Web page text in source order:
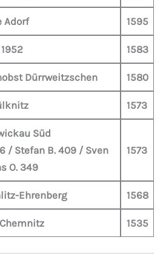
Adorf 1595
1583
Dürrweitzschen 1580
1573
Süd
/ Stefan B. 409 / Sven
O. 349
1573
Ehrenberg 1568
1535